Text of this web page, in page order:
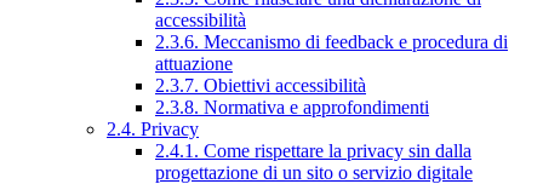
accessibilità
2.3.6. Meccanismo di feedback e procedura di
attuazione
2.3.7. Obiettivi accessibilità
2.3.8. Normativa e approfondimenti
2.4. Privacy
2.4.1. Come rispettare la privacy sin dalla
progettazione di un sito o servizio digitale